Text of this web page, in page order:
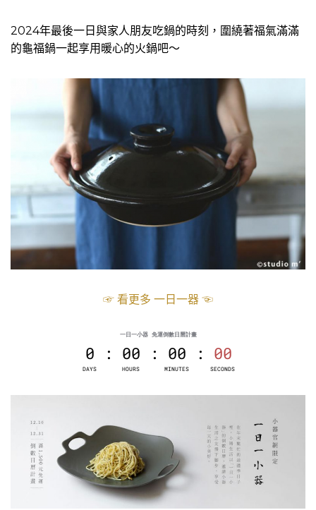
2024年最後一日與家人朋友吃鍋的時刻，圍繞著福氣滿滿
的龜福鍋一起享用暖心的火鍋吧～
☞ 看更多 一日一器 ☜